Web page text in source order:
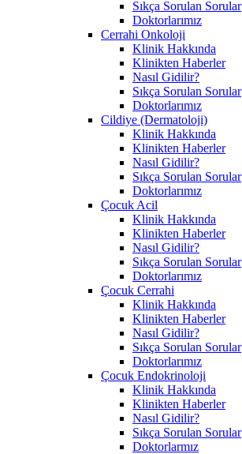
Sıkça Sorulan Sorular
Doktorlarımız
Cerrahi Onkoloji
Klinik Hakkında
Klinikten Haberler
Nasıl Gidilir?
Sıkça Sorulan Sorular
Doktorlarımız
Cildiye (Dermatoloji)
Klinik Hakkında
Klinikten Haberler
Nasıl Gidilir?
Sıkça Sorulan Sorular
Doktorlarımız
Çocuk Acil
Klinik Hakkında
Klinikten Haberler
Nasıl Gidilir?
Sıkça Sorulan Sorular
Doktorlarımız
Çocuk Cerrahi
Klinik Hakkında
Klinikten Haberler
Nasıl Gidilir?
Sıkça Sorulan Sorular
Doktorlarımız
Çocuk Endokrinoloji
Klinik Hakkında
Klinikten Haberler
Nasıl Gidilir?
Sıkça Sorulan Sorular
Doktorlarmız